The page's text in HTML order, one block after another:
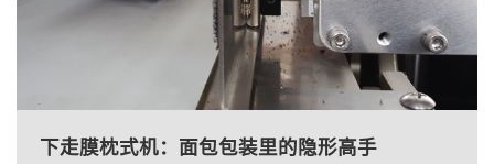
北京蔬菜包装机的维护保养
上走膜包装机选型失误，工厂损失往往更大
下走膜枕式机：面包包装里的隐形高手
北京蔬菜包装机的维护保养
上走膜包装机选型失误，工厂损失往往更大